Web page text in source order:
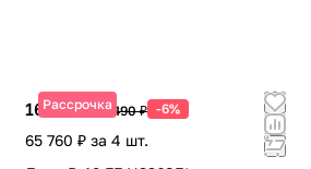
Рассрочка
16 440 ₽17 490 ₽ -6%
65 760 ₽ за 4 шт.